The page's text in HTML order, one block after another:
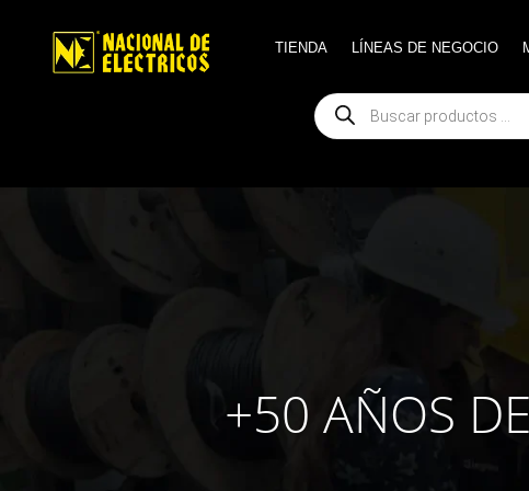
TIENDA LÍNEAS DE NEGOCIO
Búsqueda
de
productos
TIENDA LÍNEAS DE NEGOCIO
Búsqueda
de
productos
+50 AÑOS